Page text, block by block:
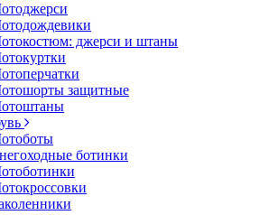
джерси и штаны
защитные
ботинки